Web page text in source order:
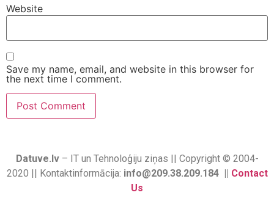
Website
Save my name, email, and website in this browser for
the next time I comment.
Datuve.lv– IT un Tehnoloģiju ziņas || Copyright © 2004-
2020 || Kontaktinformācija: info@209.38.209.184 || Contact
Us